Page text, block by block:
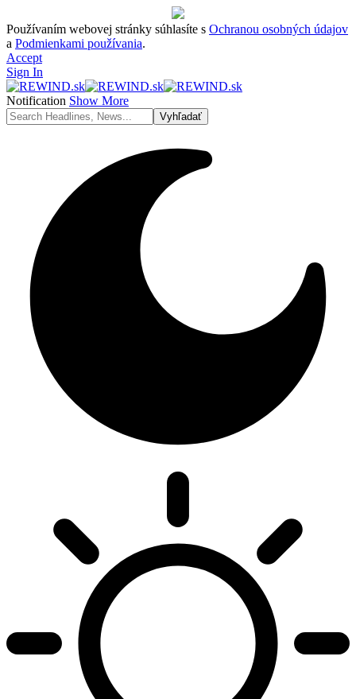
Používaním webovej stránky súhlasíte s Ochranou osobných údajov
a Podmienkami používania.
Accept
Sign In
Notification Show More